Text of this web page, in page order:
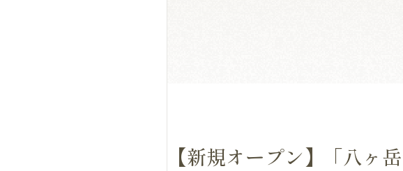
【新規オープン】「八ヶ